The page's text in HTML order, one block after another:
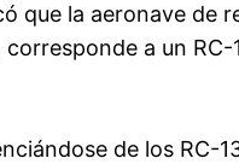
que la aeronave
a un
de los